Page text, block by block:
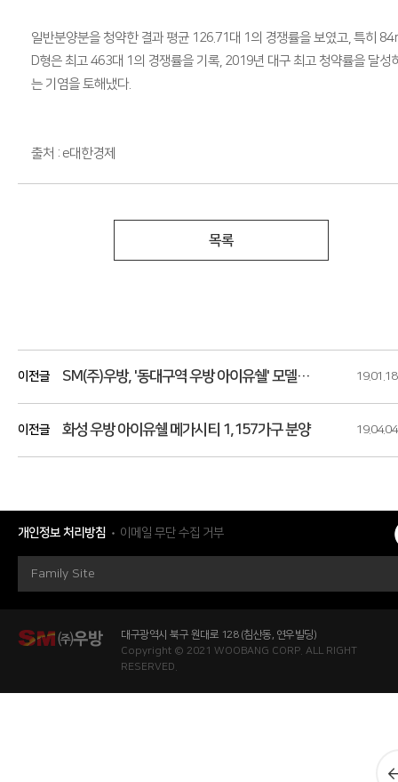
일반분양분을 청약한 결과 평균 126.71대 1의 경쟁률을 보였고, 특히 84
D형은 최고 463대 1의 경쟁률을 기록, 2019년 대구 최고 청약률을 달성
는 기염을 토해냈다.
출처 : e대한경제
목록
이전글 SM(주)우방, '동대구역 우방 아이유쉘' 모델하우스 오픈 19.01.18
이전글 화성 우방 아이유쉘 메가시티 1,157가구 분양 19.04.04
개인정보 처리방침 이메일 무단 수집 거부
Family Site
대구광역시 북구 원대로 128 (침산동, 연우빌딩)
Copyright © 2021 WOOBANG CORP. ALL RIGHT
RESERVED.